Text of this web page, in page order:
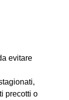
evitare
precotti o